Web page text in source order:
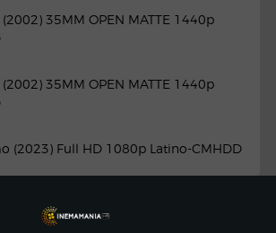
35MM OPEN MATTE 1440p
35MM OPEN MATTE 1440p
(2023) Full HD 1080p Latino-CMHDD